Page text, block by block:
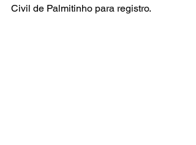
Civil de Palmitinho para registro.